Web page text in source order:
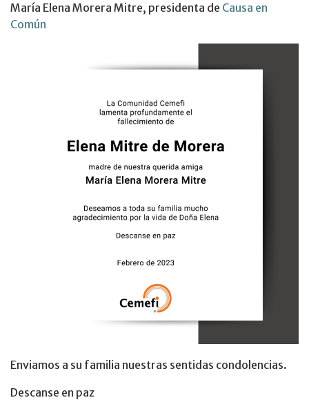
María Elena Morera Mitre, presidenta de Causa en
Común
Enviamos a su familia nuestras sentidas condolencias.
Descanse en paz